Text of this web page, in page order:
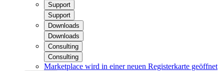
Support
Support
Downloads
Downloads
Consulting
Consulting
Marketplace wird in einer neuen Registerkarte geöffnet